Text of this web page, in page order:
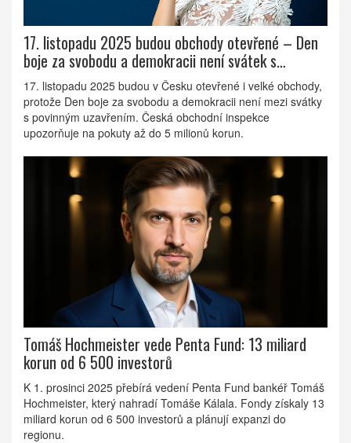
17. listopadu 2025 budou obchody otevřené – Den
boje za svobodu a demokracii není svátek s
uzavřením
17. listopadu 2025 budou v Česku otevřené i velké obchody,
protože Den boje za svobodu a demokracii není mezi svátky
s povinným uzavřením. Česká obchodní inspekce
upozorňuje na pokuty až do 5 milionů korun.
Tomáš Hochmeister vede Penta Fund: 13 miliard
korun od 6 500 investorů
K 1. prosinci 2025 přebírá vedení Penta Fund bankéř Tomáš
Hochmeister, který nahradí Tomáše Kálala. Fondy získaly 13
miliard korun od 6 500 investorů a plánují expanzi do
regionu.